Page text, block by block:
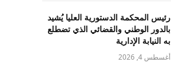
رئيس المحكمة الدستورية العليا يُشيد
بالدور الوطني والقضائي الذي تضطلع
به النيابة الإدارية
أغسطس 4, 2026